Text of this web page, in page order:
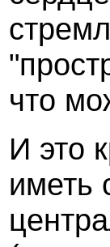
что
И это
иметь